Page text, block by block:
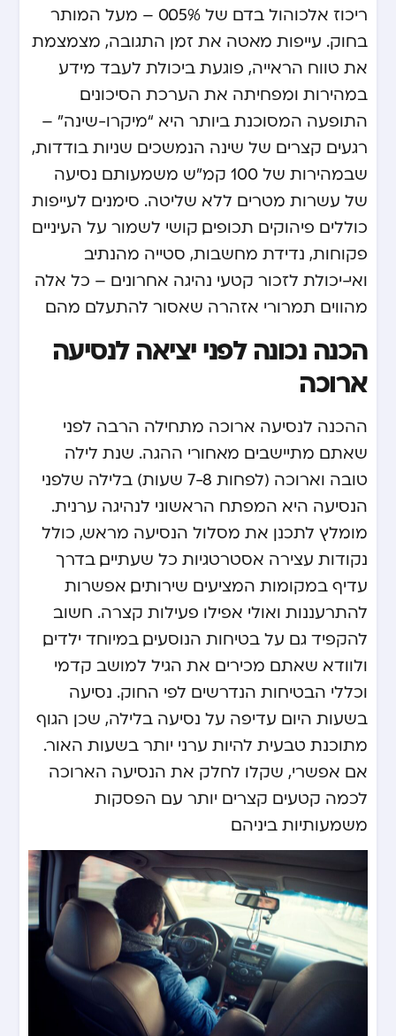
ריכוז אלכוהול בדם של 0.05% – מעל המותר
בחוק. עייפות מאטה את זמן התגובה, מצמצמת
את טווח הראייה, פוגעת ביכולת לעבד מידע
במהירות ומפחיתה את הערכת הסיכונים.
התופעה המסוכנת ביותר היא “מיקרו-שינה” –
רגעים קצרים של שינה הנמשכים שניות בודדות,
שבמהירות של 100 קמ”ש משמעותם נסיעה
של עשרות מטרים ללא שליטה. סימנים לעייפות
כוללים פיהוקים תכופים, קושי לשמור על העיניים
פקוחות, נדידת מחשבות, סטייה מהנתיב
ואי-יכולת לזכור קטעי נהיגה אחרונים – כל אלה
מהווים תמרורי אזהרה שאסור להתעלם מהם.
הכנה נכונה לפני יציאה לנסיעה
ארוכה
ההכנה לנסיעה ארוכה מתחילה הרבה לפני
שאתם מתיישבים מאחורי ההגה. שנת לילה
טובה וארוכה (לפחות 7-8 שעות) בלילה שלפני
הנסיעה היא המפתח הראשוני לנהיגה ערנית.
מומלץ לתכנן את מסלול הנסיעה מראש, כולל
נקודות עצירה אסטרטגיות כל שעתיים, בדרך
עדיף במקומות המציעים שירותים, אפשרות
להתרעננות ואולי אפילו פעילות קצרה. חשוב
להקפיד גם על בטיחות הנוסעים, במיוחד ילדים,
ולוודא שאתם מכירים את הגיל למושב קדמי
וכללי הבטיחות הנדרשים לפי החוק. נסיעה
בשעות היום עדיפה על נסיעה בלילה, שכן הגוף
מתוכנת טבעית להיות ערני יותר בשעות האור.
אם אפשרי, שקלו לחלק את הנסיעה הארוכה
לכמה קטעים קצרים יותר עם הפסקות
משמעותיות ביניהם.